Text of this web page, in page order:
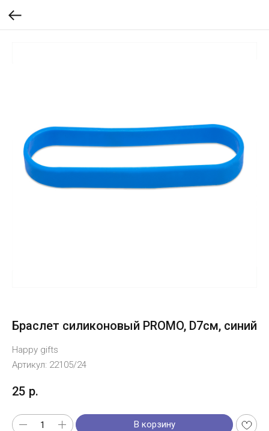
Браслет силиконовый PROMO, D7см, синий
Happy gifts
Артикул: 22105/24
25 р.
В корзину